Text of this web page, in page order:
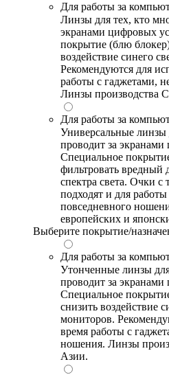
Для работы за
Линзы для тех, кто
экранами цифровых
покрытие (блю
воздействие синего
Рекомендуются для
работы с гаджетами,
Линзы производства
Для работы за
Универсальные линзы
проводит за
Специальное
фильтровать вредный
спектра света. Очки
подходят и для
повседневного
европейских и
Выберите покрытие/
Для работы за
Утонченные линзы
проводит за
Специальное
снизить воздействие
мониторов.
время работы с
ношения. Линзы
Азии.